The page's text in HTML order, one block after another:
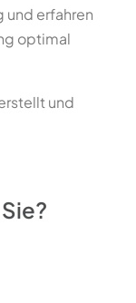
und erfahren
optimal
und